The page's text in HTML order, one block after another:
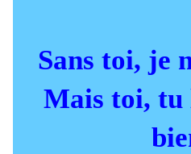
Sans toi, je
Mais toi, tu